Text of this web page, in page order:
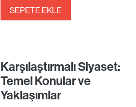
SEPETE EKLE
Karşılaştırmalı Siyaset:
Temel Konular ve
Yaklaşımlar